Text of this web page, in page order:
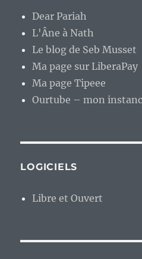
Dear Pariah
L'Âne à Nath
Le blog de Seb Musset
Ma page sur LiberaPay
Ma page Tipeee
Ourtube – mon
LOGICIELS
Libre et Ouvert